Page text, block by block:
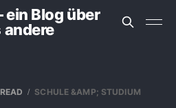
Blog über
andere
SCHULE &AMP; STUDIUM